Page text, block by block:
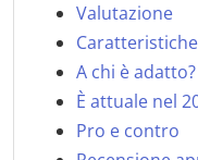
Valutazione
A chi è adatto?
È attuale nel
Pro e contro